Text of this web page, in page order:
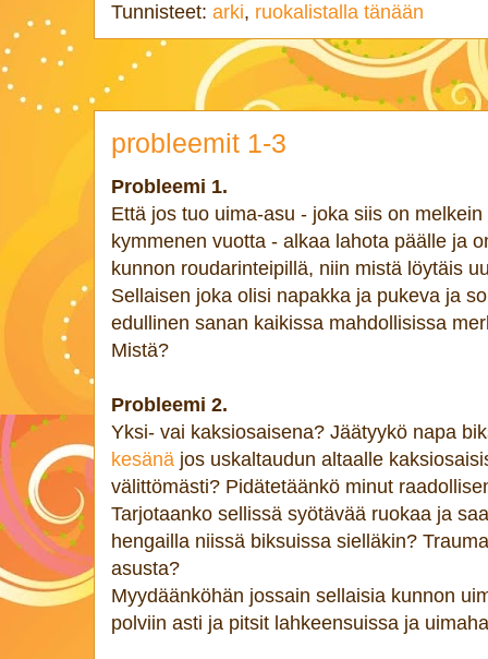
Tunnisteet: arki, ruokalistalla tänään
probleemit 1-3
Probleemi 1.
Että jos tuo uima-asu - joka siis on
kymmenen vuotta - alkaa lahota päälle ja
kunnon roudarinteipillä, niin mistä löytäis
Sellaisen joka olisi napakka ja pukeva ja
edullinen sanan kaikissa mahdollisissa
Mistä?
Probleemi 2.
Yksi- vai kaksiosaisena? Jäätyykö napa
kesänä jos uskaltaudun altaalle
välittömästi? Pidätetäänkö minut
Tarjotaanko sellissä syötävää ruokaa ja
hengailla niissä biksuissa sielläkin?
asusta?
Myydäänköhän jossain sellaisia kunnon
polviin asti ja pitsit lahkeensuissa ja